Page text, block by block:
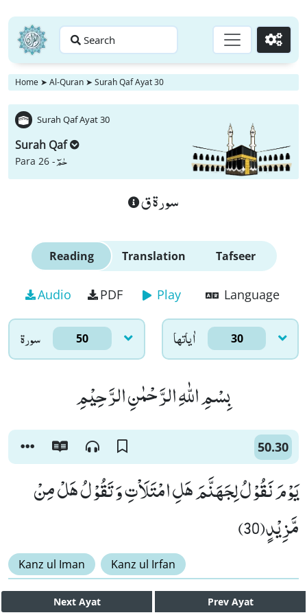
Search Go
Home ➤ Al-Quran ➤ Surah Qaf Ayat 30
Surah Qaf Ayat 30
Surah Qaf
Para 26 -حٰمٓ
سورة ق
Reading Translation Tafseer
Audio PDF Play Language
سورۃ 50 اٰياتها 30
بِسْمِ اللّٰهِ الرَّحْمٰنِ الرَّحِیْمِ
50.30
یَوْمَ نَقُوْلُ لِجَهَنَّمَ هَلِ امْتَلَاْتِ وَ تَقُوْلُ هَلْ مِنْ
مَّزِیْدٍ(30)
Kanz ul Iman Kanz ul Irfan
Next Ayat Prev Ayat